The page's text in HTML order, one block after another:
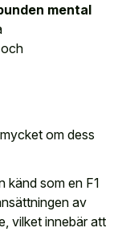
mental
om dess
känd som en F1
av
vilket innebär att